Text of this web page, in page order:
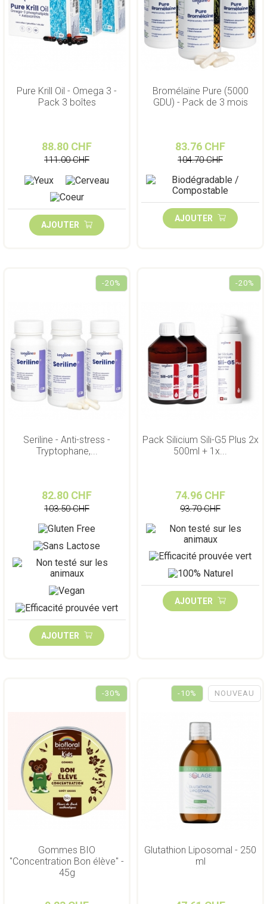
Pure Krill Oil - Omega 3 -
Pack 3 boîtes
88.80 CHF
111.00 CHF
AJOUTER
Bromélaïne Pure (5000
GDU) - Pack de 3 mois
83.76 CHF
104.70 CHF
AJOUTER
-20%
Seriline - Anti-stress -
Tryptophane,...
82.80 CHF
103.50 CHF
AJOUTER
-20%
Pack Silicium Sili-G5 Plus 2x
500ml + 1x...
74.96 CHF
93.70 CHF
AJOUTER
-30%
Gommes BIO
"Concentration Bon élève" -
45g
-10% NOUVEAU
Glutathion Liposomal - 250
ml